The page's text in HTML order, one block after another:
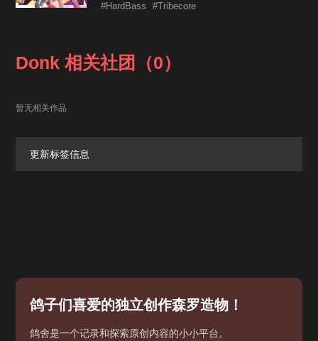
#HardBass
#Tribecore
Donk 相关社团（0）
暂无相关作品
更新标签信息
鸽子们喜爱的独立创作森罗造物！
鸽舍是一个记录和探索原创内容的小小平台。